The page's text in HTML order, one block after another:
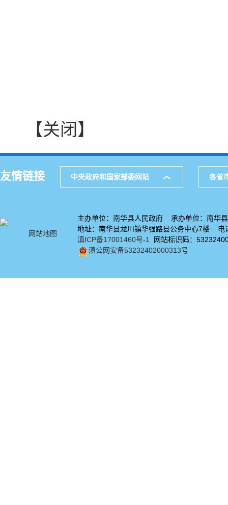
【关闭】
友情链接 中央政府和国家部委网站 各省
网站地图
主办单位：南华县人民政府 承办单位：南华
地址：南华县龙川镇华强路县公务中心7楼
滇ICP备17001460号-1
网站标识码：
滇公网安备53232402000313号